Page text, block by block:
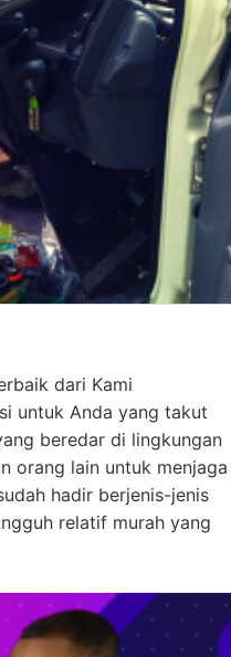
dari Kami
untuk Anda yang takut
beredar di lingkungan
orang lain untuk menjaga
hadir berjenis-jenis
relatif murah yang